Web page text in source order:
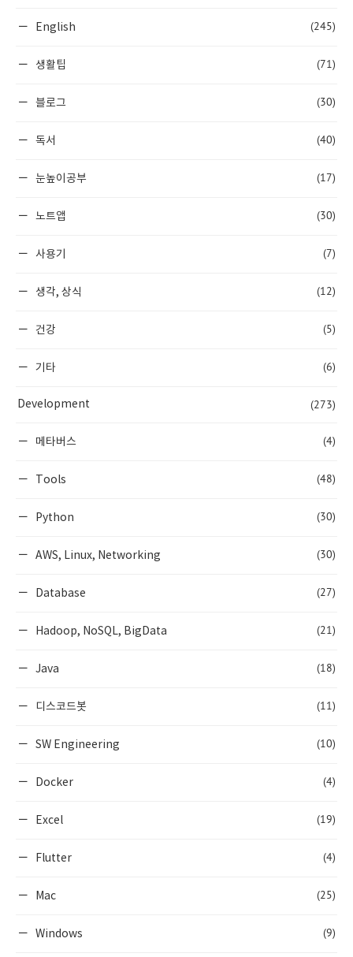
English (245)
생활팁 (71)
블로그 (30)
독서 (40)
눈높이공부 (17)
노트앱 (30)
사용기 (7)
생각, 상식 (12)
건강 (5)
기타 (6)
Development (273)
메타버스 (4)
Tools (48)
Python (30)
AWS, Linux, Networking (30)
Database (27)
Hadoop, NoSQL, BigData (21)
Java (18)
디스코드봇 (11)
SW Engineering (10)
Docker (4)
Excel (19)
Flutter (4)
Mac (25)
Windows (9)